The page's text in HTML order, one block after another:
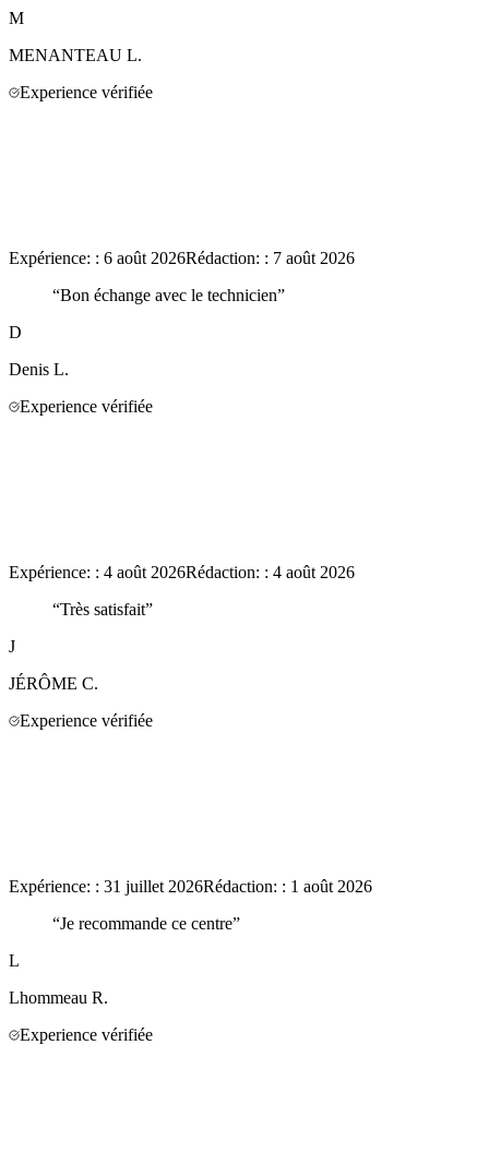
M
MENANTEAU L.
Experience vérifiée
Expérience: : 6 août 2026Rédaction: : 7 août 2026
“Bon échange avec le technicien”
D
Denis L.
Experience vérifiée
Expérience: : 4 août 2026Rédaction: : 4 août 2026
“Très satisfait”
J
JÉRÔME C.
Experience vérifiée
Expérience: : 31 juillet 2026Rédaction: : 1 août 2026
“Je recommande ce centre”
L
Lhommeau R.
Experience vérifiée